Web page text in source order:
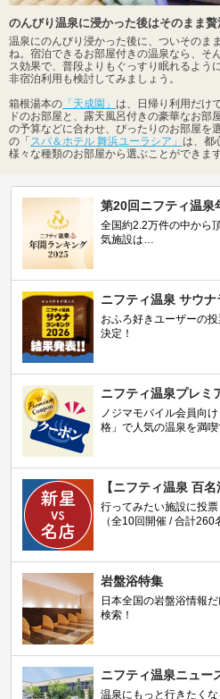
のんびり温泉に浸かった後はそのまま贅
温泉にのんびり浸かった後に、ついそのま
ね。宿泊できるお部屋付きの温泉なら、そ
ス効果で、普段よりもぐっすり眠れるよう
非宿泊利用も検討してみましょう。
箱根湯本の 「天成園」 は、日帰り利用だけ
ドのお部屋と、露天風呂付きの豪華なお部
の予算などに合わせ、ぴったりのお部屋を
の「 スパ＆ホテル 舞浜ユーラシア」 は、都
様々な種類のお部屋から選ぶことができます
第20回ニフティ温泉
全国約2.2万件の中から
気施設は…
ニフティ温泉 サウ
おふろ好きユーザーの
決定！
ニフティ温泉プレミ
ノジマモバイル会員向
格」で人気の温泉を満喫
【ニフティ温泉 百名
行ってみたい施設に投
（全10回開催 / 合計260
岩盤浴特集
日本全国の岩盤浴情報
検索！
ニフティ温泉ニュー
温泉にもっと行きたく